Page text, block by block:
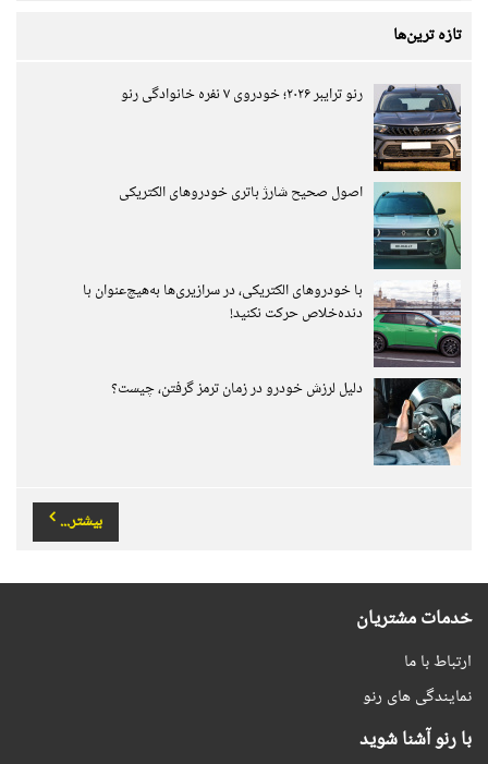
تازه ترین‌ها
رنو ترایبر ۲۰۲۶؛ خودروی ۷ نفره خانوادگی رنو
اصول صحیح شارژ باتری خودروهای الکتریکی
با خودروهای الکتریکی، در سرازیری‌ها به‌هیچ‌عنوان با
دنده‌خلاص حرکت نکنید!
دلیل لرزش خودرو در زمان ترمز گرفتن، چیست؟
بیشتر...
خدمات مشتریان
ارتباط با ما
نمایندگی های رنو
با رنو آشنا شوید